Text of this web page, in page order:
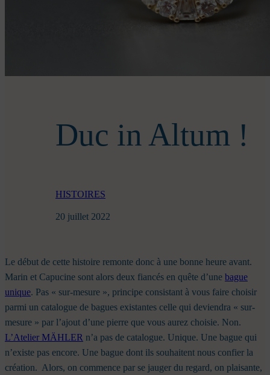
Duc in Altum !
HISTOIRES
20 juillet 2022
Le début de cette histoire remonte donc à une bonne heure avant.
Marin et Capucine sont alors deux fiancés en quête d’une bague
unique. Pas « sur-mesure », principe consistant à vous faire choisir
parmi un catalogue de bagues existantes celle qui deviendra « sur-
mesure » par l’ajout d’une pierre que vous aurez choisie. Non.
L’Atelier MÄHLER n’a pas de catalogue. Unique. Une bague qui
n’existe pas encore. Une bague dont ils souhaitent nous confier la
création. Alors, on commence par se jauger du regard, on plaisante,